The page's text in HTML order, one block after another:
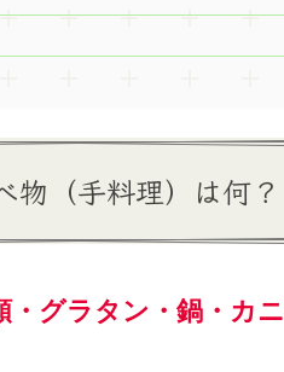
物（手料理）は何？
・グラタン・鍋・カニ